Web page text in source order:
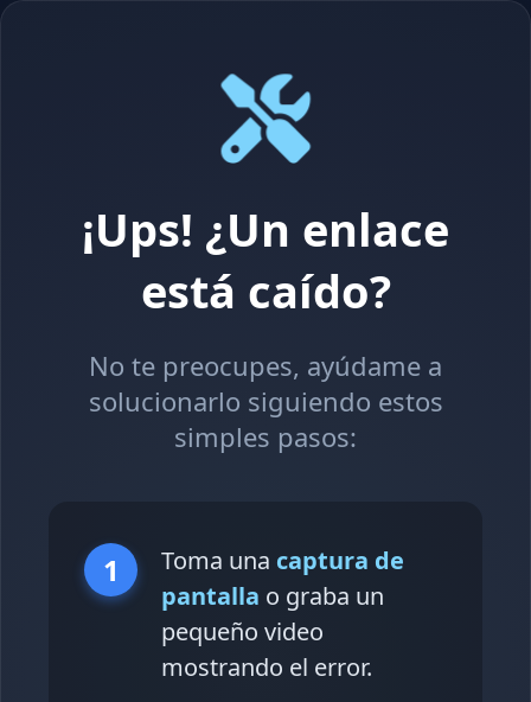
¡Ups! ¿Un enlace
está caído?
No te preocupes, ayúdame a
solucionarlo siguiendo estos
simples pasos:
1 Toma una captura de
pantalla o graba un
pequeño video
mostrando el error.